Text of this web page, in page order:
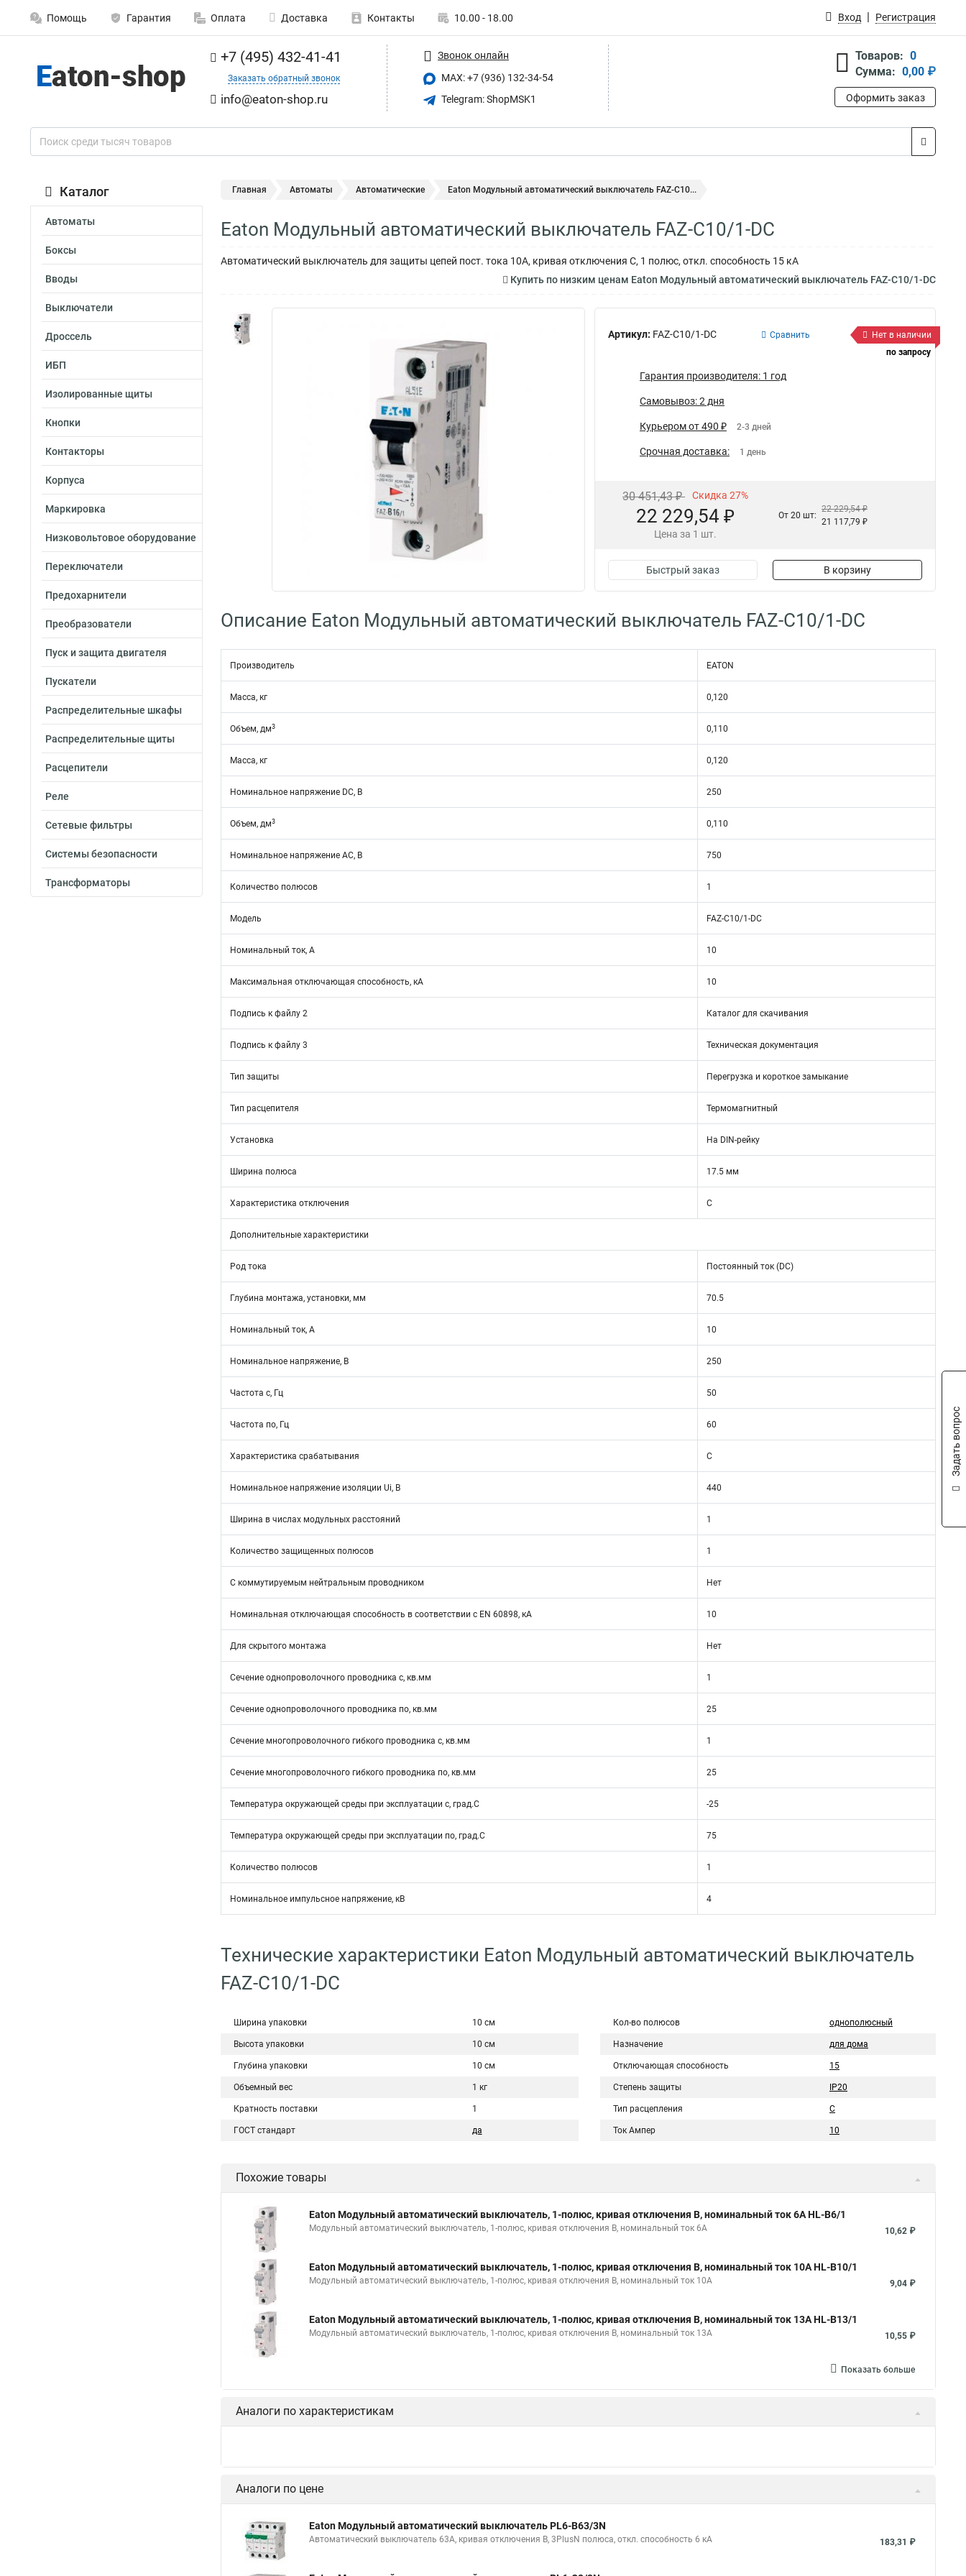
Помощь Гарантия Оплата Доставка Контакты 10.00 - 18.00 Вход Регистрация
+7 (495) 432-41-41
Заказать обратный звонок
info@eaton-shop.ru
Звонок онлайн
MAX: +7 (936) 132-34-54
Telegram: ShopMSK1
Товаров: 0
Сумма: 0,00 ₽
Оформить заказ
Каталог
Автоматы
Боксы
Вводы
Выключатели
Дроссель
ИБП
Изолированные щиты
Кнопки
Контакторы
Корпуса
Маркировка
Низковольтовое оборудование
Переключатели
Предохарнители
Преобразователи
Пуск и защита двигателя
Пускатели
Распределительные шкафы
Распределительные щиты
Расцепители
Реле
Сетевые фильтры
Системы безопасности
Трансформаторы
Главная Автоматы Автоматические Eaton Модульный автоматический выключатель FAZ-C10...
Eaton Модульный автоматический выключатель FAZ-C10/1-DC
Автоматический выключатель для защиты цепей пост. тока 10А, кривая отключения C, 1 полюс, откл. способность 15 кА
Купить по низким ценам Eaton Модульный автоматический выключатель FAZ-C10/1-DC
Артикул: FAZ-C10/1-DC Сравнить
Нет в наличии
по запросу
Гарантия производителя: 1 год
Самовывоз: 2 дня
Курьером от 490 ₽ 2-3 дней
Срочная доставка: 1 день
30 451,43 ₽ Скидка 27%
22 229,54 ₽
Цена за 1 шт.
От 20 шт:
22 229,54 ₽
21 117,79 ₽
Быстрый заказ В корзину
Описание Eaton Модульный автоматический выключатель FAZ-C10/1-DC
Производитель EATON
Масса, кг 0,120
Объем, дм3 0,110
Масса, кг 0,120
Номинальное напряжение DC, В 250
Объем, дм3 0,110
Номинальное напряжение АС, В 750
Количество полюсов 1
Модель FAZ-C10/1-DC
Номинальный ток, А 10
Максимальная отключающая способность, кА 10
Подпись к файлу 2 Каталог для скачивания
Подпись к файлу 3 Техническая документация
Тип защиты Перегрузка и короткое замыкание
Тип расцепителя Термомагнитный
Установка На DIN-рейку
Ширина полюса 17.5 мм
Характеристика отключения C
Дополнительные характеристики
Род тока Постоянный ток (DC)
Глубина монтажа, установки, мм 70.5
Номинальный ток, А 10
Номинальное напряжение, В 250
Частота с, Гц 50
Частота по, Гц 60
Характеристика срабатывания C
Номинальное напряжение изоляции Ui, В 440
Ширина в числах модульных расстояний 1
Количество защищенных полюсов 1
С коммутируемым нейтральным проводником Нет
Номинальная отключающая способность в соответствии с EN 60898, кА 10
Для скрытого монтажа Нет
Сечение однопроволочного проводника с, кв.мм 1
Сечение однопроволочного проводника по, кв.мм 25
Сечение многопроволочного гибкого проводника с, кв.мм 1
Сечение многопроволочного гибкого проводника по, кв.мм 25
Температура окружающей среды при эксплуатации с, град.C -25
Температура окружающей среды при эксплуатации по, град.C 75
Количество полюсов 1
Номинальное импульсное напряжение, кВ 4
Технические характеристики Eaton Модульный автоматический выключатель
FAZ-C10/1-DC
Ширина упаковки 10 см
Высота упаковки 10 см
Глубина упаковки 10 см
Объемный вес 1 кг
Кратность поставки 1
ГОСТ стандарт да
Кол-во полюсов однополюсный
Назначение для дома
Отключающая способность 15
Степень защиты IP20
Тип расцепления C
Ток Ампер 10
Похожие товары
Eaton Модульный автоматический выключатель, 1-полюс, кривая отключения B, номинальный ток 6А HL-B6/1
Модульный автоматический выключатель, 1-полюс, кривая отключения B, номинальный ток 6А 10,62 ₽
Eaton Модульный автоматический выключатель, 1-полюс, кривая отключения B, номинальный ток 10А HL-B10/1
Модульный автоматический выключатель, 1-полюс, кривая отключения B, номинальный ток 10А 9,04 ₽
Eaton Модульный автоматический выключатель, 1-полюс, кривая отключения B, номинальный ток 13А HL-B13/1
Модульный автоматический выключатель, 1-полюс, кривая отключения B, номинальный ток 13А 10,55 ₽
Показать больше
Аналоги по характеристикам
Аналоги по цене
Eaton Модульный автоматический выключатель PL6-B63/3N
Автоматический выключатель 63А, кривая отключения В, 3PlusN полюса, откл. способность 6 кА 183,31 ₽
Задать вопрос